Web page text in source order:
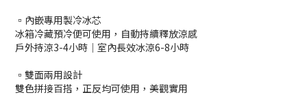
▫️內嵌專用製冷冰芯
冰箱冷藏預冷便可使用，自動持續釋放涼感
戶外持涼3-4小時｜室內長效冰涼6-8小時
▫️雙面兩用設計
雙色拼接百搭，正反均可使用，美觀實用